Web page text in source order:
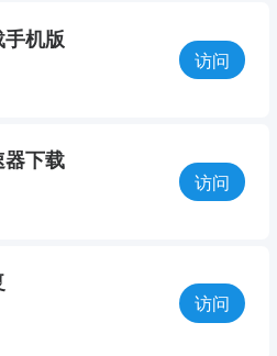
手机版
访问
器下载
访问
访问